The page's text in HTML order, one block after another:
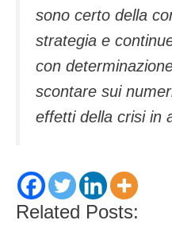
sono certo della
strategia e
con
scontare sui
effetti della crisi in
Related Posts: